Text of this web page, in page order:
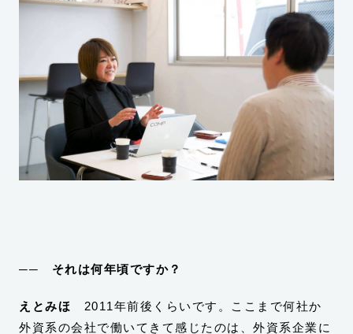
── それは何年頃ですか？
えとみほ
2011年前後くらいです。ここまで何社か
外資系の会社で働いてきて感じたのは、外資系企業に